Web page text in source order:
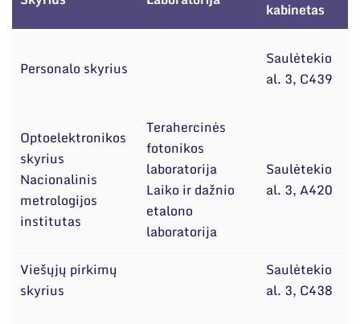
organizacijose bei asociacijosekabinetas
Personalo skyrius
Saulėtekio
al. 3, C439
Optoelektronikos
skyrius
Nacionalinis
metrologijos
institutas
Terahercinės
fotonikos
laboratorija
Laiko ir dažnio
etalono
laboratorija
Saulėtekio
al. 3, A420
Viešųjų pirkimų
skyrius
Saulėtekio
al. 3, C438